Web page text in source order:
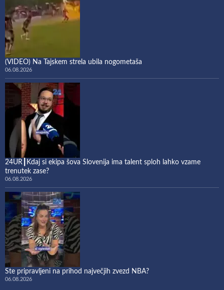
(VIDEO) Na Tajskem strela ubila nogometaša
06.08.2026
24UR┃Kdaj si ekipa šova Slovenija ima talent sploh lahko vzame
trenutek zase?
06.08.2026
Ste pripravljeni na prihod največjih zvezd NBA?
06.08.2026